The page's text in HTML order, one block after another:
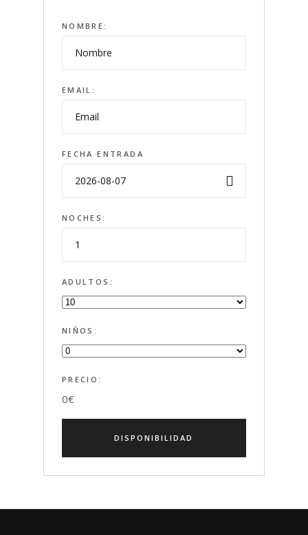
NOMBRE:
EMAIL:
FECHA ENTRADA
NOCHES:
ADULTOS:
NIÑOS:
PRECIO:
0€